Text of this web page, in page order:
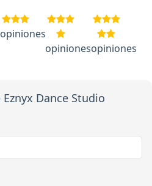
opiniones
opinionesopiniones
Dance Studio